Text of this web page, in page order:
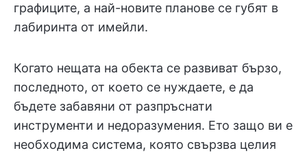
графиците, а най-новите планове се губят в
лабиринта от имейли.
Когато нещата на обекта се развиват бързо,
последното, от което се нуждаете, е да
бъдете забавяни от разпръснати
инструменти и недоразумения. Ето защо ви е
необходима система, която свързва целия